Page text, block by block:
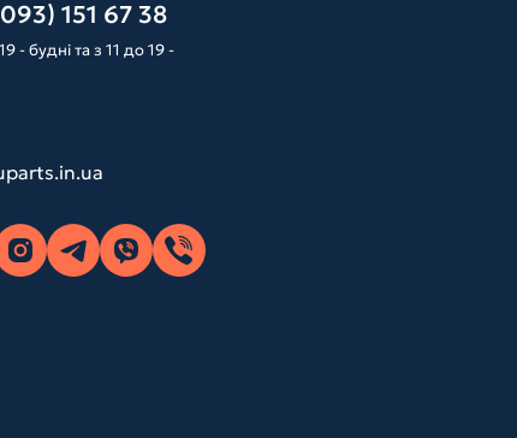
151 67 38
- будні та з 11 до 19 -